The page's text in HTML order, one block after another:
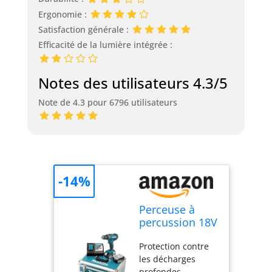
Ergonomie :
Satisfaction générale :
Efficacité de la lumière intégrée :
Notes des utilisateurs 4.3/5
Note de 4.3 pour 6796 utilisateurs
Perceuse à
percussion 18V
avec
accessoires -
Protection contre
les décharges
-14%